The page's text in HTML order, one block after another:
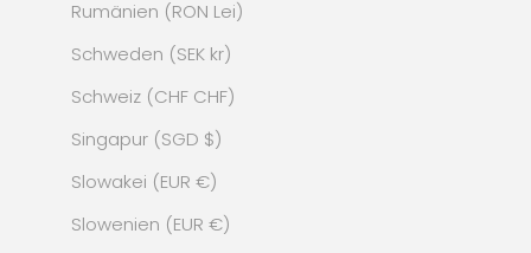
Rumänien (RON Lei)
Schweden (SEK kr)
Schweiz (CHF CHF)
Singapur (SGD $)
Slowakei (EUR €)
Slowenien (EUR €)